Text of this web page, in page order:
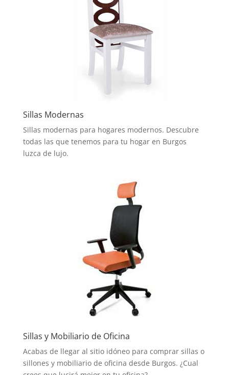
Sillas Modernas
Sillas modernas para hogares modernos. Descubre
todas las que tenemos para tu hogar en Burgos
luzca de lujo.
Sillas y Mobiliario de Oficina
Acabas de llegar al sitio idóneo para comprar sillas o
sillones y mobiliario de oficina desde Burgos. ¿Cual